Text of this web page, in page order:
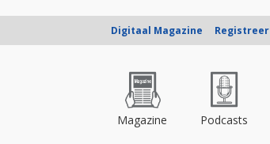
Digitaal Magazine Registreer
Magazine Podcasts